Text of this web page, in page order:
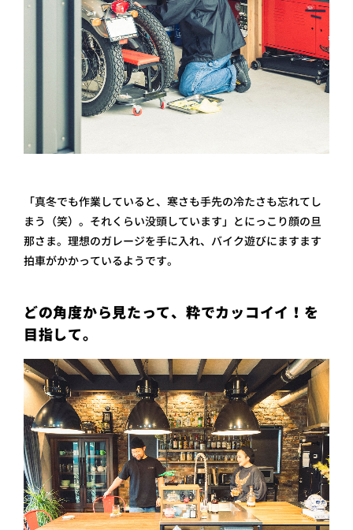
「真冬でも作業していると、寒さも手先の冷たさも忘れてし
まう（笑）。それくらい没頭しています」とにっこり顔の旦
那さま。理想のガレージを手に入れ、バイク遊びにますます
拍車がかかっているようです。
どの角度から見たって、粋でカッコイイ！を
目指して。